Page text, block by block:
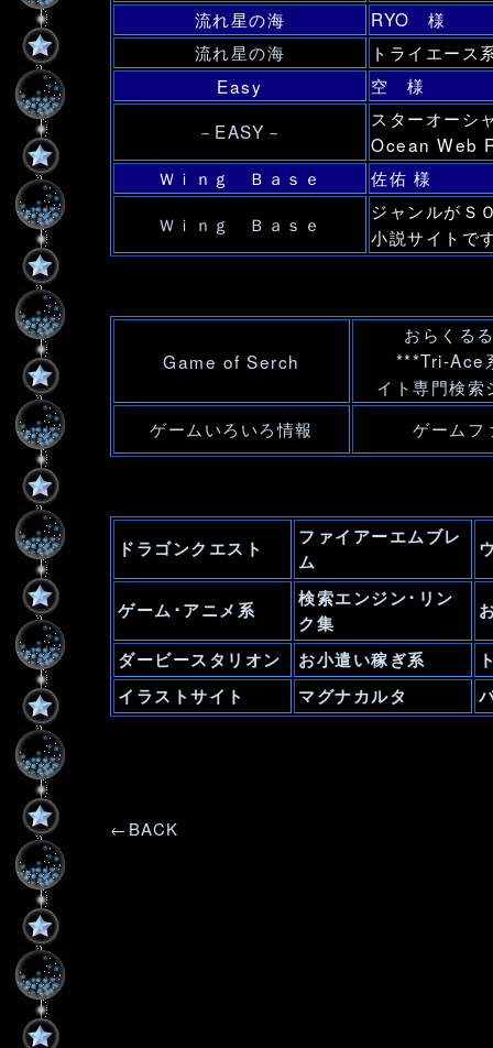
流れ星の海
RYO 様
流れ星の海
トライエース
Easy
空 様
－EASY－
スターオーシ
Ocean Web
Ｗｉｎｇ Ｂａｓｅ
佐佑 様
Ｗｉｎｇ Ｂａｓｅ
ジャンルがＳ
小説サイトで
Game of Serch
おらくる
***Tri-Ace
イト専門検索
ゲームいろいろ情報
ゲームフ
ドラゴンクエスト
ファイアーエムブレ
ム
ゲーム･アニメ系
検索エンジン･リン
ク集
ダービースタリオン お小遣い稼ぎ系
イラストサイト
マグナカルタ
←BACK